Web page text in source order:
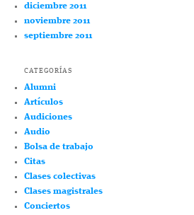
diciembre 2011
noviembre 2011
septiembre 2011
CATEGORÍAS
Alumni
Artículos
Audiciones
Audio
Bolsa de trabajo
Citas
Clases colectivas
Clases magistrales
Conciertos